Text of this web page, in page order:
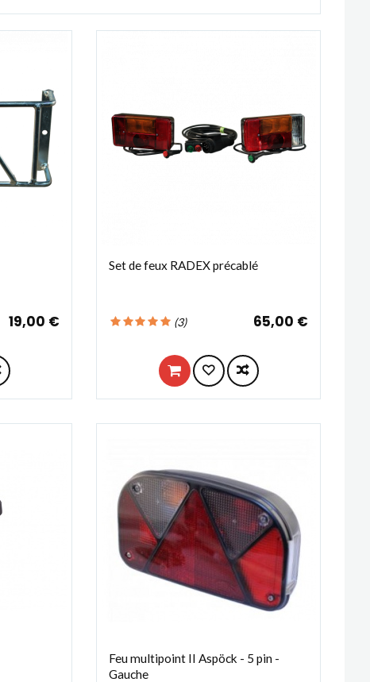
19,00 €
Set de feux RADEX précablé
(3) 65,00 €
Feu multipoint II Aspöck - 5 pin -
Gauche